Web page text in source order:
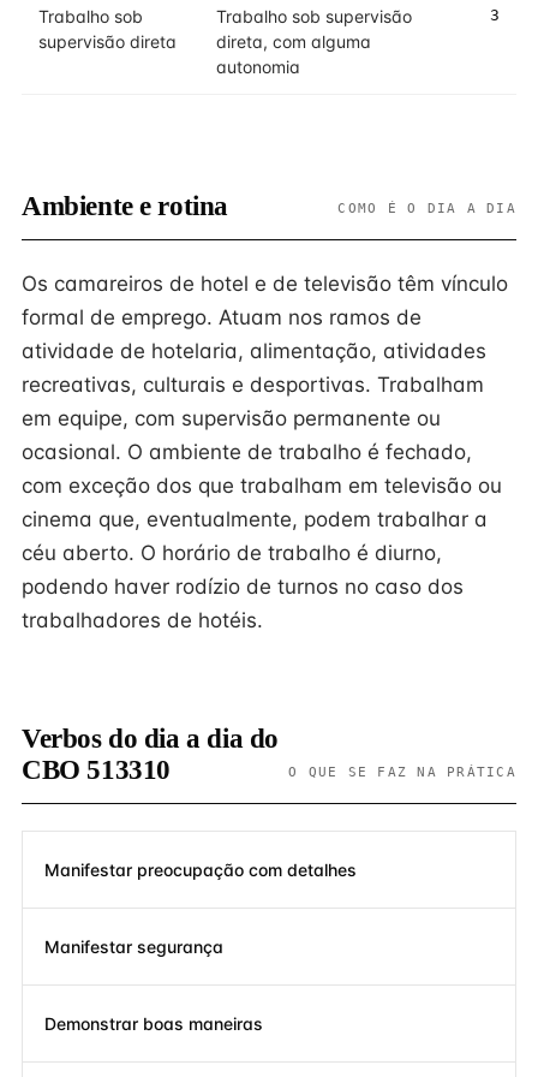
Trabalho sob
supervisão direta
Trabalho sob supervisão
direta, com alguma
autonomia
3
Ambiente e rotina COMO É O DIA A DIA
Os camareiros de hotel e de televisão têm vínculo
formal de emprego. Atuam nos ramos de
atividade de hotelaria, alimentação, atividades
recreativas, culturais e desportivas. Trabalham
em equipe, com supervisão permanente ou
ocasional. O ambiente de trabalho é fechado,
com exceção dos que trabalham em televisão ou
cinema que, eventualmente, podem trabalhar a
céu aberto. O horário de trabalho é diurno,
podendo haver rodízio de turnos no caso dos
trabalhadores de hotéis.
Verbos do dia a dia do
CBO 513310
O QUE SE FAZ NA PRÁTICA
Manifestar preocupação com detalhes
Manifestar segurança
Demonstrar boas maneiras